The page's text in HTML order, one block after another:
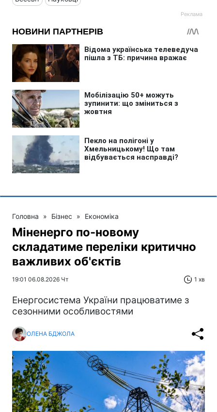
Головна » Бізнес » Економіка
Міненерго по-новому
складатиме переліки критично
важливих об'єктів
19:01 06.08.2026 Чт 1 хв
Енергосистема України працюватиме з
сезонними особливостями
ОЛЕНА БДЖОЛА